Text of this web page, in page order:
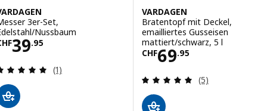
3er-Set,
Nussbaum
39.95
CHF 39.95
Bewertungen: 5 von 5 Sternen. Bewertungen
(1)
VARDAGEN
Bratentopf mit Deckel,
emailliertes Gusseisen
mattiert/schwarz, 5 l
CHF69.95
Preis CHF 69.95
Bewertungen:
(5)